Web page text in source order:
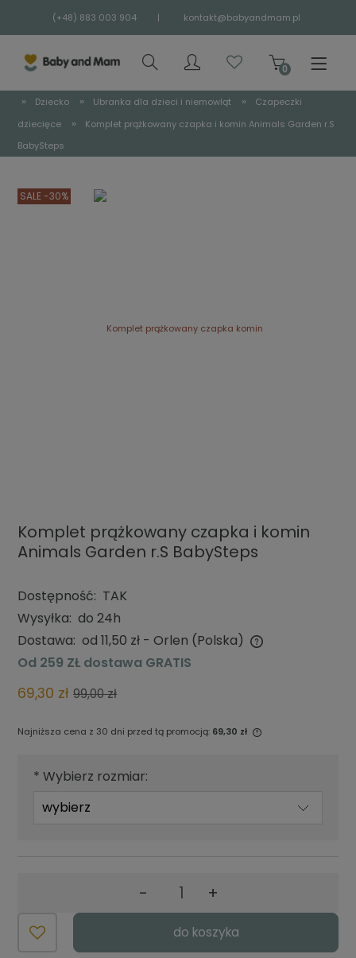
(+48) 883 003 904 | kontakt@babyandmam.pl
» Dziecko » Ubranka dla dzieci i niemowląt »
Czapeczki
dziecięce
»
Komplet prążkowany czapka i komin Animals Garden r.S
BabySteps
SALE -30%
Komplet prążkowany czapka i komin
Animals Garden r.S BabySteps
Dostępność: TAK
Wysyłka: do 24h
Dostawa: od 11,50 zł - Orlen (Polska)
Cena nie zawiera ewentualnych kosztów płatności
Od 259 ZŁ dostawa GRATIS
69,30 zł 99,00 zł
Najniższa cena z 30 dni przed tą promocją: 69,30 zł
najniższa cena od momentu, kiedy
* Wybierz rozmiar:
- +
do koszyka